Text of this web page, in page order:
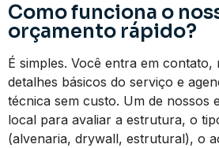
Como funciona o
orçamento rápido?
É simples. Você entra em
detalhes básicos do serviço e
técnica sem custo. Um de nossos
local para avaliar a estrutura, o
(alvenaria, drywall, estrutural), o